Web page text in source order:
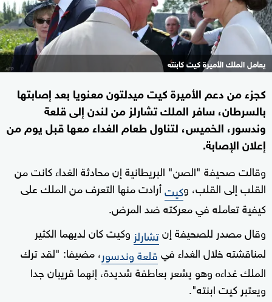
يعامل الملك الأميرة كيت كابنته
كجزء من دعم الأميرة كيت ميدلتون معنويا بعد إصابتها
بالسرطان، سافر الملك تشارلز من لندن إلى قلعة
وندسور، الخميس، لتناول طعام الغداء معها قبل يوم من
إعلان الإصابة.
وقالت صحيفة "الصن" البريطانية إن محادثة الغداء كانت من
القلب إلى القلب، وكيتأرادت منها التعرف من الملك على
كيفية تعامله في معركته ضد المرض.
وقال مصدر للصحيفة إنتشارلز وكيت كان لديهما الكثير
لمناقشته خلال الغداء فيقلعة وندسور، مضيفا: "لقد ترك
الملك غداءه وهو يشعر بعاطفة شديدة، إنهما قريبان جدا
ويعتبر كيت ابنته".